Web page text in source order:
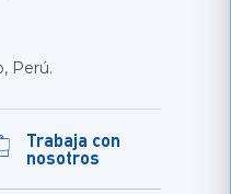
Perú.
Trabaja con
nosotros